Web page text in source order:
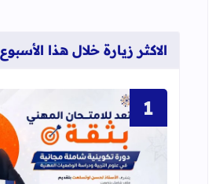
الاكثر زيارة خلال هذا الأسبوع